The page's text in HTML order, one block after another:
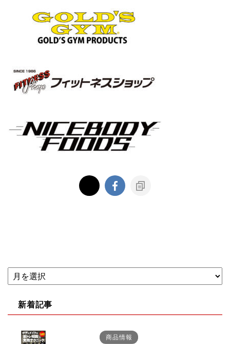
新着記事
商品情報